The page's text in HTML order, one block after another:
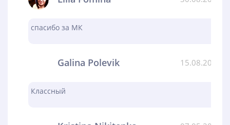
спасибо за МК
Galina Polevik 15.08.2024
Классный